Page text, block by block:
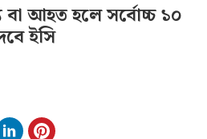
বা আহত হলে সর্বোচ্চ ১০
ইসি